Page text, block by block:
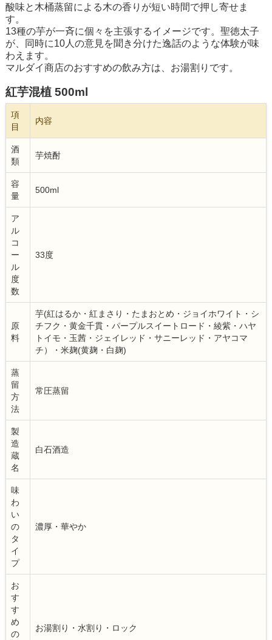
酸味と木桶蒸留による木の香りが短い時間で押し寄せま
す。
13種の芋が一斉に個々を主張するイメージです。聖徳太子
が、同時に10人の意見を聞き分けた逸話のような体験が味
わえます。
マルダイ商店のおすすめの飲み方は、お湯割りです。
紅芋混植 500ml
項
目
内容
酒
類
芋焼酎
容
量
500ml
ア
ル
コ
ー
ル
度
数
33度
原
料
芋(紅はるか・紅まさり・たまおとめ・ジョイホワイト・シ
チフク・黄金千貫・パープルスイートロード・綾紫・ハヤ
トイモ・玉茜・ジェイレッド・サニーレッド・アヤコマ
チ）・米麹(黄麹・白麹)
蒸
留
方
法
常圧蒸留
製
造
蔵
名
白石酒造
味
わ
い
の
タ
イ
プ
濃厚・華やか
お
す
す
め
の
お湯割り・水割り・ロック